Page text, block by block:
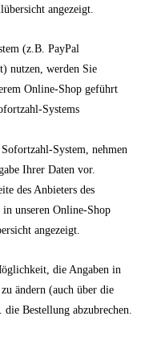
angezeigt.
(z.B. PayPal
nutzen, werden Sie
Online-Shop geführt
Systems
System, nehmen
Ihrer Daten vor.
des Anbieters des
unseren Online-Shop
angezeigt.
die Angaben in
ändern (auch über die
Bestellung abzubrechen.